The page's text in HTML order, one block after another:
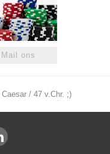
ons
/ 47 v.Chr. ;)